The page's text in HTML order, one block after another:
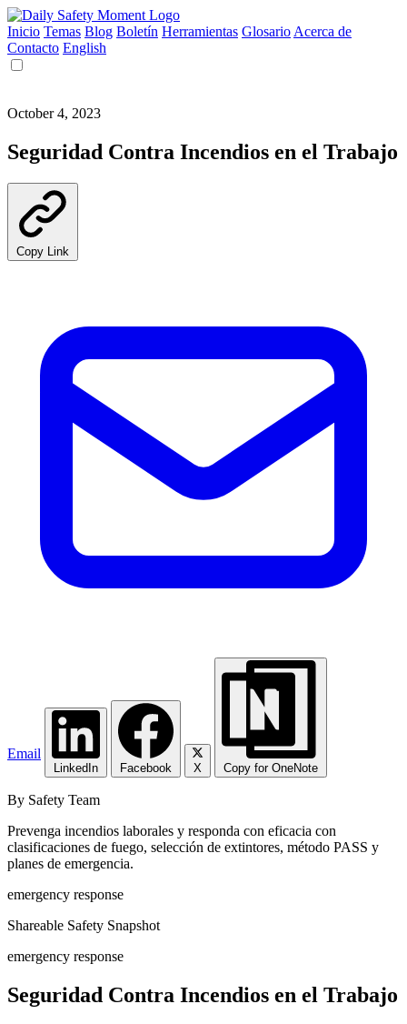
Inicio Temas Blog Boletín Herramientas Glosario Acerca de
Contacto English
October 4, 2023
Seguridad Contra Incendios en el Trabajo
Copy Link
Email
LinkedIn Facebook X Copy for OneNote
By Safety Team
Prevenga incendios laborales y responda con eficacia con
clasificaciones de fuego, selección de extintores, método PASS y
planes de emergencia.
emergency response
Shareable Safety Snapshot
emergency response
Seguridad Contra Incendios en el Trabajo